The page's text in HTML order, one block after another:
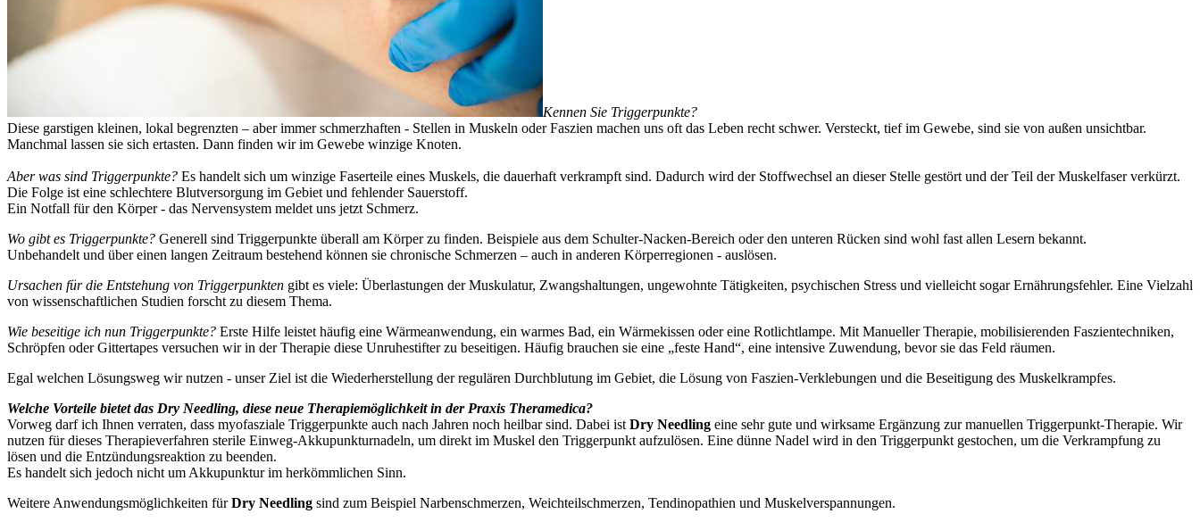
Kennen Sie Triggerpunkte?
Diese garstigen kleinen, lokal begrenzten – aber immer schmerzhaften - Stellen in Muskeln oder Faszien machen uns oft das Leben recht schwer. Versteckt, tief im Gewebe, sind sie von außen unsichtbar.
Manchmal lassen sie sich ertasten. Dann finden wir im Gewebe winzige Knoten.
Aber was sind Triggerpunkte? Es handelt sich um winzige Faserteile eines Muskels, die dauerhaft verkrampft sind. Dadurch wird der Stoffwechsel an dieser Stelle gestört und der Teil der Muskelfaser verkürzt.
Die Folge ist eine schlechtere Blutversorgung im Gebiet und fehlender Sauerstoff.
Ein Notfall für den Körper - das Nervensystem meldet uns jetzt Schmerz.
Wo gibt es Triggerpunkte? Generell sind Triggerpunkte überall am Körper zu finden. Beispiele aus dem Schulter-Nacken-Bereich oder den unteren Rücken sind wohl fast allen Lesern bekannt.
Unbehandelt und über einen langen Zeitraum bestehend können sie chronische Schmerzen – auch in anderen Körperregionen - auslösen.
Ursachen für die Entstehung von Triggerpunkten gibt es viele: Überlastungen der Muskulatur, Zwangshaltungen, ungewohnte Tätigkeiten, psychischen Stress und vielleicht sogar Ernährungsfehler. Eine Vielzahl
von wissenschaftlichen Studien forscht zu diesem Thema.
Wie beseitige ich nun Triggerpunkte? Erste Hilfe leistet häufig eine Wärmeanwendung, ein warmes Bad, ein Wärmekissen oder eine Rotlichtlampe. Mit Manueller Therapie, mobilisierenden Faszientechniken,
Schröpfen oder Gittertapes versuchen wir in der Therapie diese Unruhestifter zu beseitigen. Häufig brauchen sie eine „feste Hand“, eine intensive Zuwendung, bevor sie das Feld räumen.
Egal welchen Lösungsweg wir nutzen - unser Ziel ist die Wiederherstellung der regulären Durchblutung im Gebiet, die Lösung von Faszien-Verklebungen und die Beseitigung des Muskelkrampfes.
Welche Vorteile bietet das Dry Needling, diese neue Therapiemöglichkeit in der Praxis Theramedica?
Vorweg darf ich Ihnen verraten, dass myofasziale Triggerpunkte auch nach Jahren noch heilbar sind. Dabei ist Dry Needling eine sehr gute und wirksame Ergänzung zur manuellen Triggerpunkt-Therapie. Wir
nutzen für dieses Therapieverfahren sterile Einweg-Akkupunkturnadeln, um direkt im Muskel den Triggerpunkt aufzulösen. Eine dünne Nadel wird in den Triggerpunkt gestochen, um die Verkrampfung zu
lösen und die Entzündungsreaktion zu beenden.
Es handelt sich jedoch nicht um Akkupunktur im herkömmlichen Sinn.
Weitere Anwendungsmöglichkeiten fürDry Needling sind zum Beispiel Narbenschmerzen, Weichteilschmerzen, Tendinopathien und Muskelverspannungen.